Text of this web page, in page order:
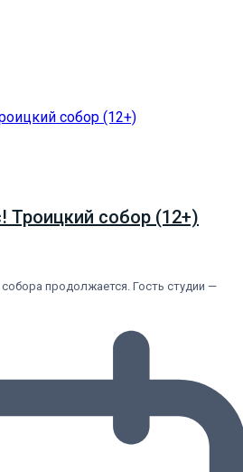
Троицкий собор (12+)
продолжается. Гость студии —